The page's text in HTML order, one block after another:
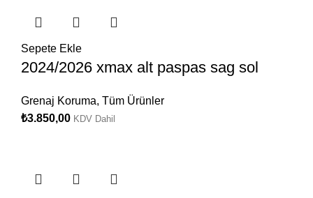
Sepete Ekle
2024/2026 xmax alt paspas sag sol
Grenaj Koruma, Tüm Ürünler
₺3.850,00 KDV Dahil